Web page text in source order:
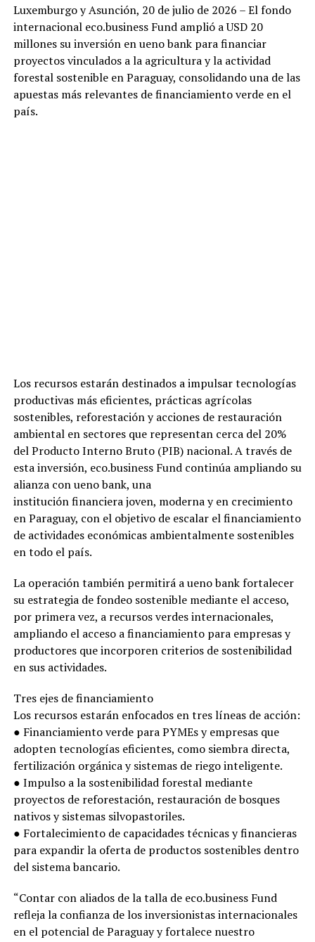
Luxemburgo y Asunción, 20 de julio de 2026 – El fondo
internacional eco.business Fund amplió a USD 20
millones su inversión en ueno bank para financiar
proyectos vinculados a la agricultura y la actividad
forestal sostenible en Paraguay, consolidando una de las
apuestas más relevantes de financiamiento verde en el
país.
Los recursos estarán destinados a impulsar tecnologías
productivas más eficientes, prácticas agrícolas
sostenibles, reforestación y acciones de restauración
ambiental en sectores que representan cerca del 20%
del Producto Interno Bruto (PIB) nacional. A través de
esta inversión, eco.business Fund continúa ampliando su
alianza con ueno bank, una
institución financiera joven, moderna y en crecimiento
en Paraguay, con el objetivo de escalar el financiamiento
de actividades económicas ambientalmente sostenibles
en todo el país.
La operación también permitirá a ueno bank fortalecer
su estrategia de fondeo sostenible mediante el acceso,
por primera vez, a recursos verdes internacionales,
ampliando el acceso a financiamiento para empresas y
productores que incorporen criterios de sostenibilidad
en sus actividades.
Tres ejes de financiamiento
Los recursos estarán enfocados en tres líneas de acción:
● Financiamiento verde para PYMEs y empresas que
adopten tecnologías eficientes, como siembra directa,
fertilización orgánica y sistemas de riego inteligente.
● Impulso a la sostenibilidad forestal mediante
proyectos de reforestación, restauración de bosques
nativos y sistemas silvopastoriles.
● Fortalecimiento de capacidades técnicas y financieras
para expandir la oferta de productos sostenibles dentro
del sistema bancario.
“Contar con aliados de la talla de eco.business Fund
refleja la confianza de los inversionistas internacionales
en el potencial de Paraguay y fortalece nuestro